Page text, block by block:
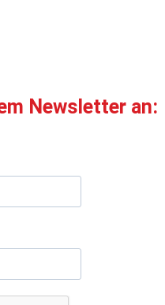
Newsletter an: